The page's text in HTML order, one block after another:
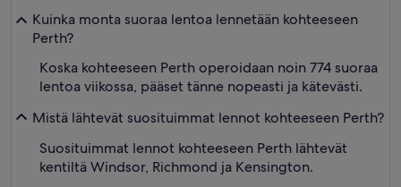
Kuinka monta suoraa lentoa lennetään kohteeseen
Perth?
Koska kohteeseen Perth operoidaan noin 774 suoraa
lentoa viikossa, pääset tänne nopeasti ja kätevästi.
Mistä lähtevät suosituimmat lennot kohteeseen Perth?
Suosituimmat lennot kohteeseen Perth lähtevät
kentiltä Windsor, Richmond ja Kensington.